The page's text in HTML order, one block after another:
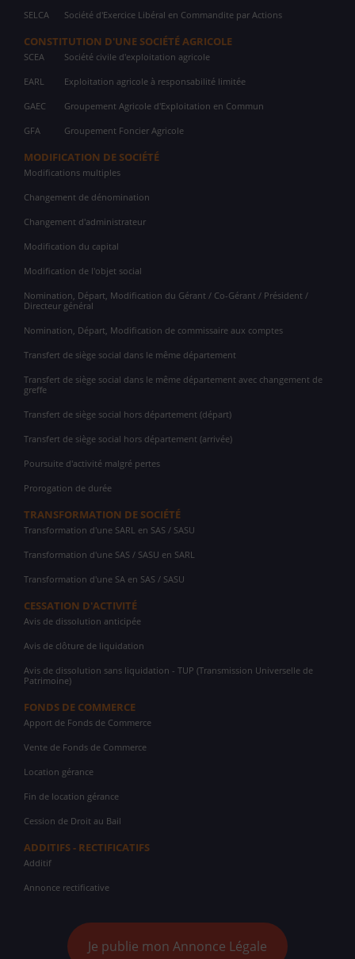
SELCA Société d'Exercice Libéral en Commandite par Actions
CONSTITUTION D'UNE SOCIÉTÉ AGRICOLE
SCEA Société civile d'exploitation agricole
EARL Exploitation agricole à responsabilité limitée
GAEC Groupement Agricole d'Exploitation en Commun
GFA Groupement Foncier Agricole
MODIFICATION DE SOCIÉTÉ
Modifications multiples
Changement de dénomination
Changement d'administrateur
Modification du capital
Modification de l'objet social
Nomination, Départ, Modification du Gérant / Co-Gérant / Président /
Directeur général
Nomination, Départ, Modification de commissaire aux comptes
Transfert de siège social dans le même département
Transfert de siège social dans le même département avec changement de
greffe
Transfert de siège social hors département (départ)
Transfert de siège social hors département (arrivée)
Poursuite d'activité malgré pertes
Prorogation de durée
TRANSFORMATION DE SOCIÉTÉ
Transformation d'une SARL en SAS / SASU
Transformation d'une SAS / SASU en SARL
Transformation d'une SA en SAS / SASU
CESSATION D'ACTIVITÉ
Avis de dissolution anticipée
Avis de clôture de liquidation
Avis de dissolution sans liquidation - TUP (Transmission Universelle de
Patrimoine)
FONDS DE COMMERCE
Apport de Fonds de Commerce
Vente de Fonds de Commerce
Location gérance
Fin de location gérance
Cession de Droit au Bail
ADDITIFS - RECTIFICATIFS
Additif
Annonce rectificative
Je publie mon Annonce Légale